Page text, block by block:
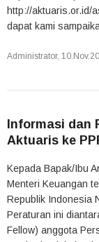
http://
dapat kami
Administrator,
Informasi dan
Aktuaris ke
Kepada Bapak/Ibu
Menteri Keuangan
Republik Indonesia
Peraturan ini
Fellow) anggota